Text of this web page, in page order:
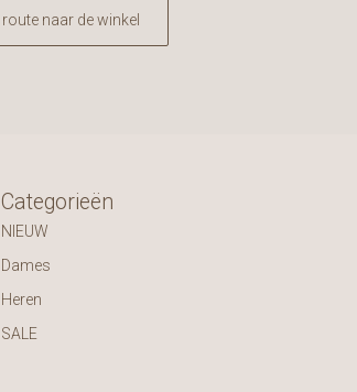
route naar de winkel
Categorieën
NIEUW
Dames
Heren
SALE